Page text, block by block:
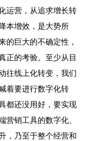
运营，从追求增长转
本增效，是大势所
的巨大的不确定性，
正的考验。至少从目
往线上化转变，我们
着要进行数字化转
都还没用好，要实现
营销工具的数字化、
，乃至于整个经营和